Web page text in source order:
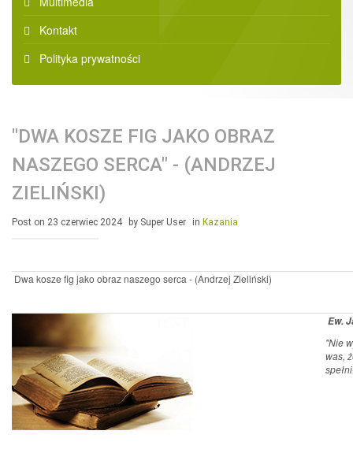
Kontakt
Polityka prywatności
"DWA KOSZE FIG JAKO OBRAZ
NASZEGO SERCA" - (ANDRZEJ
ZIELIŃSKI)
Post on 23 czerwiec 2024 by Super User in Kazania
Dwa kosze fig jako obraz naszego serca - (Andrzej Zieliński)
Ew.
"Nie
was,